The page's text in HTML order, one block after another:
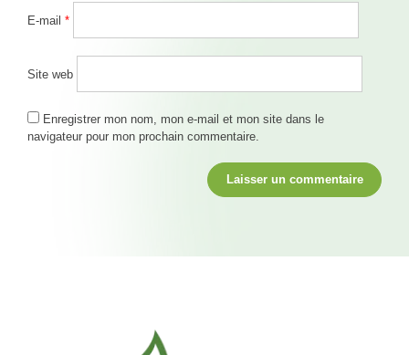
Nom *
E-mail *
Site web
Enregistrer mon nom, mon e-mail et mon site dans le
navigateur pour mon prochain commentaire.